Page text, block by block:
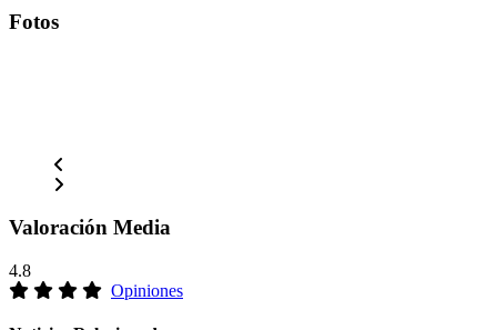
Fotos
Valoración Media
4.8
Opiniones